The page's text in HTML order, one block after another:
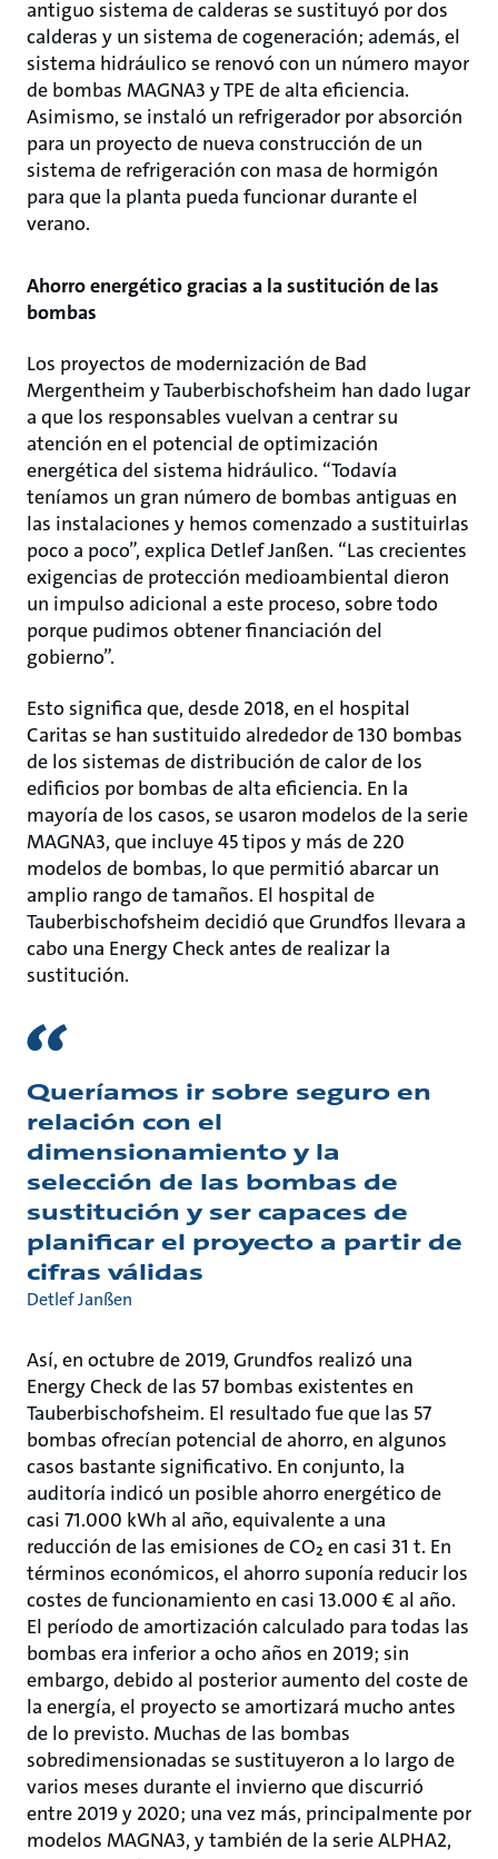
antiguo sistema de calderas se sustituyó por dos
calderas y un sistema de cogeneración; además, el
sistema hidráulico se renovó con un número mayor
de bombas MAGNA3 y TPE de alta eficiencia.
Asimismo, se instaló un refrigerador por absorción
para un proyecto de nueva construcción de un
sistema de refrigeración con masa de hormigón
para que la planta pueda funcionar durante el
verano.
Ahorro energético gracias a la sustitución de las
bombas
Los proyectos de modernización de Bad
Mergentheim y Tauberbischofsheim han dado lugar
a que los responsables vuelvan a centrar su
atención en el potencial de optimización
energética del sistema hidráulico. “Todavía
teníamos un gran número de bombas antiguas en
las instalaciones y hemos comenzado a sustituirlas
poco a poco”, explica Detlef Janßen. “Las crecientes
exigencias de protección medioambiental dieron
un impulso adicional a este proceso, sobre todo
porque pudimos obtener financiación del
gobierno”.
Esto significa que, desde 2018, en el hospital
Caritas se han sustituido alrededor de 130 bombas
de los sistemas de distribución de calor de los
edificios por bombas de alta eficiencia. En la
mayoría de los casos, se usaron modelos de la serie
MAGNA3, que incluye 45 tipos y más de 220
modelos de bombas, lo que permitió abarcar un
amplio rango de tamaños. El hospital de
Tauberbischofsheim decidió que Grundfos llevara a
cabo una Energy Check antes de realizar la
sustitución.
Queríamos ir sobre seguro en
relación con el
dimensionamiento y la
selección de las bombas de
sustitución y ser capaces de
planificar el proyecto a partir de
cifras válidas
Detlef Janßen
Así, en octubre de 2019, Grundfos realizó una
Energy Check de las 57 bombas existentes en
Tauberbischofsheim. El resultado fue que las 57
bombas ofrecían potencial de ahorro, en algunos
casos bastante significativo. En conjunto, la
auditoría indicó un posible ahorro energético de
casi 71.000 kWh al año, equivalente a una
reducción de las emisiones de CO₂ en casi 31 t. En
términos económicos, el ahorro suponía reducir los
costes de funcionamiento en casi 13.000 € al año.
El período de amortización calculado para todas las
bombas era inferior a ocho años en 2019; sin
embargo, debido al posterior aumento del coste de
la energía, el proyecto se amortizará mucho antes
de lo previsto. Muchas de las bombas
sobredimensionadas se sustituyeron a lo largo de
varios meses durante el invierno que discurrió
entre 2019 y 2020; una vez más, principalmente por
modelos MAGNA3, y también de la serie ALPHA2,